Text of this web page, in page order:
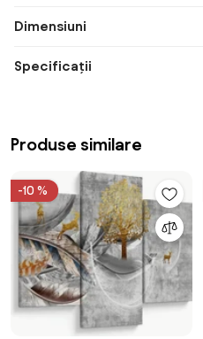
Dimensiuni
Specificații
Produse similare
-10 %